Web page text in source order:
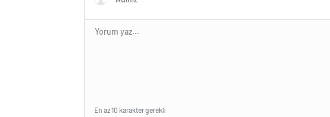
En az 10 karakter gerekli